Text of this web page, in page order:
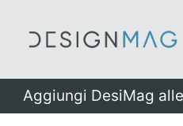
Aggiungi DesiMag